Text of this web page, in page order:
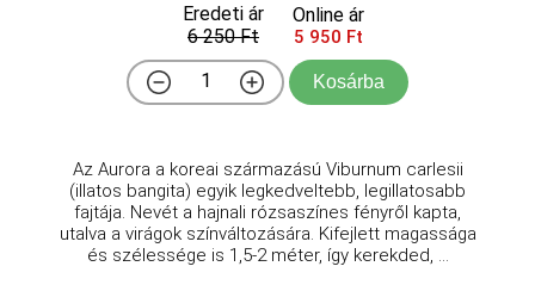
Eredeti ár
6 250 Ft
Online ár
5 950 Ft
Kosárba
Az Aurora a koreai származású Viburnum carlesii
(illatos bangita) egyik legkedveltebb, legillatosabb
fajtája. Nevét a hajnali rózsaszínes fényről kapta,
utalva a virágok színváltozására. Kifejlett magassága
és szélessége is 1,5-2 méter, így kerekded, ...